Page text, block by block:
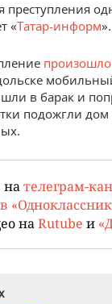
преступления
«Татар-информ».
произошло
в барак и
подожгли
на телеграм-
на Rutube и